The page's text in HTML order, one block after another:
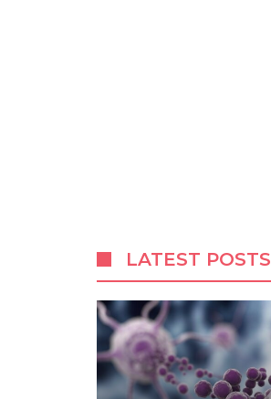
LATEST POSTS